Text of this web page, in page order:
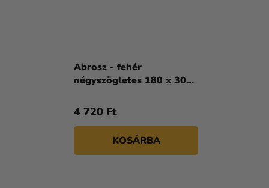
Abrosz - fehér
négyszögletes 180 x 300
4 720 Ft
KOSÁRBA